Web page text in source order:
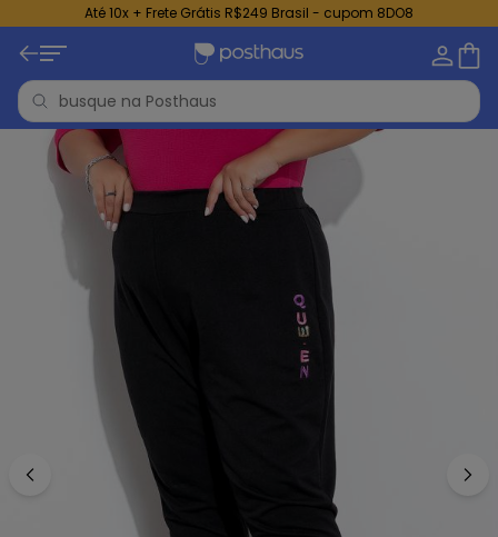
Até 10x + Frete Grátis R$249 Brasil - cupom 8DO8